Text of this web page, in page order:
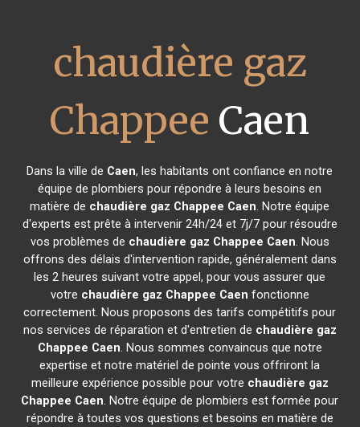
chaudière gaz
Chappee Caen
Dans la ville de Caen, les habitants ont confiance en notre
équipe de plombiers pour répondre à leurs besoins en
matière de chaudière gaz Chappee Caen. Notre équipe
d'experts est prête à intervenir 24h/24 et 7j/7 pour résoudre
vos problèmes de chaudière gaz Chappee Caen. Nous
offrons des délais d'intervention rapide, généralement dans
les 2 heures suivant votre appel, pour vous assurer que
votre chaudière gaz Chappee Caen fonctionne
correctement. Nous proposons des tarifs compétitifs pour
nos services de réparation et d'entretien de chaudière gaz
Chappee Caen. Nous sommes convaincus que notre
expertise et notre matériel de pointe vous offriront la
meilleure expérience possible pour votre chaudière gaz
Chappee Caen. Notre équipe de plombiers est formée pour
répondre à toutes vos questions et besoins en matière de